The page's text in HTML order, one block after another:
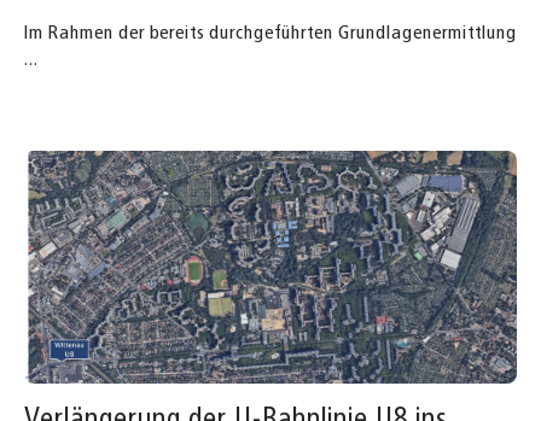
Im Rahmen der bereits durchgeführten Grundlagenermittlung
...